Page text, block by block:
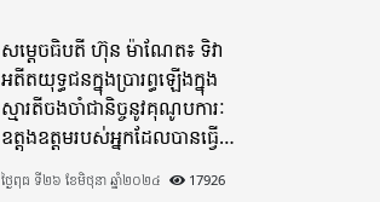
សម្តេចធិបតី ហ៊ុន ម៉ាណែត៖ ទិវា
អតីតយុទ្ធជនក្នុងប្រារព្ធឡើងក្នុង
ស្មារតីចងចាំជានិច្ចនូវគុណូបការៈ
ឧត្តុងឧត្តមរបស់អ្នកដែលបានធ្វើ
មហាពលីកម្ម
ថ្ងៃពុធ ទី២៦ ខែមិថុនា ឆ្នាំ២០២៤ 17926